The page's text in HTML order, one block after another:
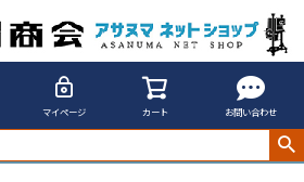
マイページ カート お問い合わせ